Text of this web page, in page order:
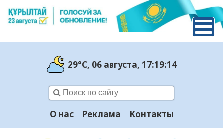
29°C, 06 августа, 17:19:15
О нас Реклама Контакты